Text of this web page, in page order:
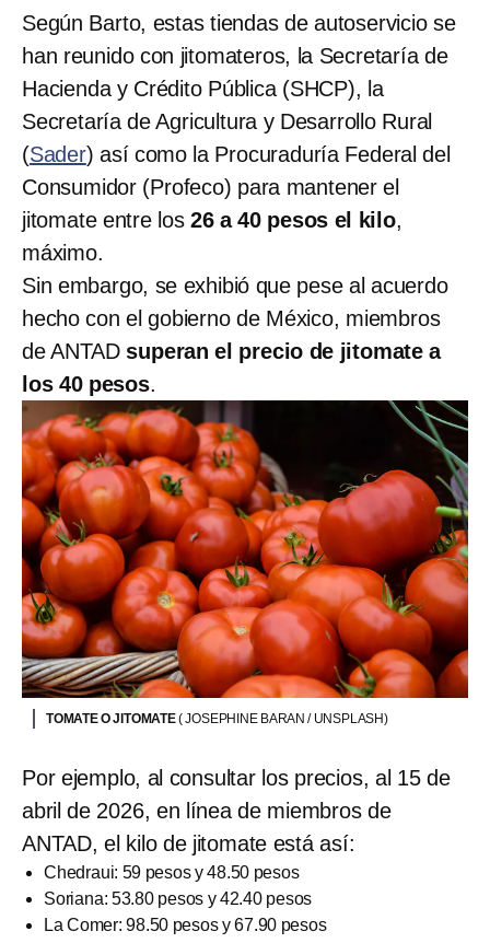
Según Barto, estas tiendas de autoservicio se
han reunido con jitomateros, la Secretaría de
Hacienda y Crédito Pública (SHCP), la
Secretaría de Agricultura y Desarrollo Rural
(Sader) así como la Procuraduría Federal del
Consumidor (Profeco) para mantener el
jitomate entre los26 a 40 pesos el kilo,
máximo.
Sin embargo, se exhibió que pese al acuerdo
hecho con el gobierno de México, miembros
de ANTAD superan el precio de jitomate a
los 40 pesos.
TOMATE O JITOMATE( JOSEPHINE BARAN / UNSPLASH)
Por ejemplo, al consultar los precios, al 15 de
abril de 2026, en línea de miembros de
ANTAD, el kilo de jitomate está así:
Chedraui: 59 pesos y 48.50 pesos
Soriana: 53.80 pesos y 42.40 pesos
La Comer: 98.50 pesos y 67.90 pesos